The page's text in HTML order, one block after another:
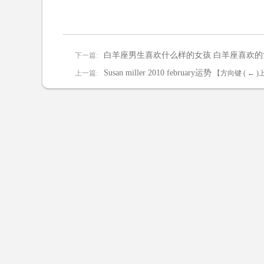
下一篇: 白羊座男生喜欢什么样的女孩 白羊座喜欢的
上一篇: Susan miller 2010 february运势 【方向键 ( ← )